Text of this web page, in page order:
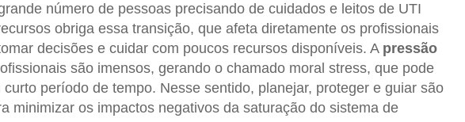
número de pessoas precisando de cuidados e leitos de UTI
obriga essa transição, que afeta diretamente os profissionais
decisões e cuidar com poucos recursos disponíveis. A pressão
são imensos, gerando o chamado moral stress, que pode
período de tempo. Nesse sentido, planejar, proteger e guiar são
minimizar os impactos negativos da saturação do sistema de